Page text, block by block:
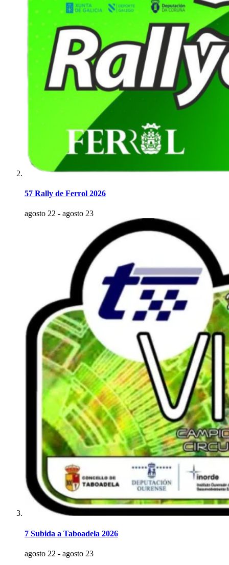
57 Rally de Ferrol 2026
agosto 22 - agosto 23
7 Subida a Taboadela 2026
agosto 22 - agosto 23